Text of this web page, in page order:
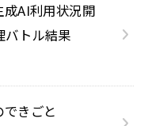
AI利用状況開
バトル結果
きごと